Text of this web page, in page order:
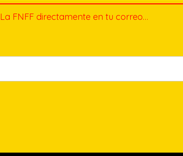
La FNFF directamente en tu correo…